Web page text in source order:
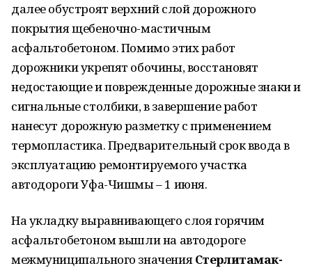
далее обустроят верхний слой дорожного
покрытия щебеночно-мастичным
асфальтобетоном. Помимо этих работ
дорожники укрепят обочины, восстановят
недостающие и поврежденные дорожные знаки и
сигнальные столбики, в завершение работ
нанесут дорожную разметку с применением
термопластика. Предварительный срок ввода в
эксплуатацию ремонтируемого участка
автодороги Уфа-Чишмы – 1 июня.
На укладку выравнивающего слоя горячим
асфальтобетоном вышли на автодороге
межмуниципального значенияСтерлитамак-